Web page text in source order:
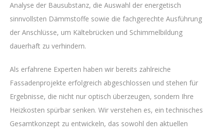
Analyse der Bausubstanz, die Auswahl der energetisch
sinnvollsten Dämmstoffe sowie die fachgerechte Ausführung
der Anschlüsse, um Kältebrücken und Schimmelbildung
dauerhaft zu verhindern.
Als erfahrene Experten haben wir bereits zahlreiche
Fassadenprojekte erfolgreich abgeschlossen und stehen für
Ergebnisse, die nicht nur optisch überzeugen, sondern Ihre
Heizkosten spürbar senken. Wir verstehen es, ein technisches
Gesamtkonzept zu entwickeln, das sowohl den aktuellen